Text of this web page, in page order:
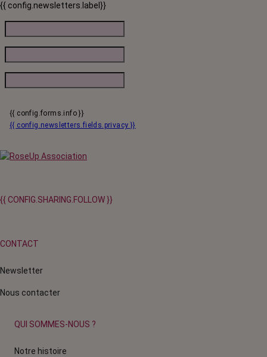
{{ config.newsletters.label}}
{{ config.forms.info }}
{{ config.newsletters.fields.privacy }}
{{ CONFIG.SHARING.FOLLOW }}
CONTACT
Newsletter
Nous contacter
QUI SOMMES-NOUS ?
Notre histoire